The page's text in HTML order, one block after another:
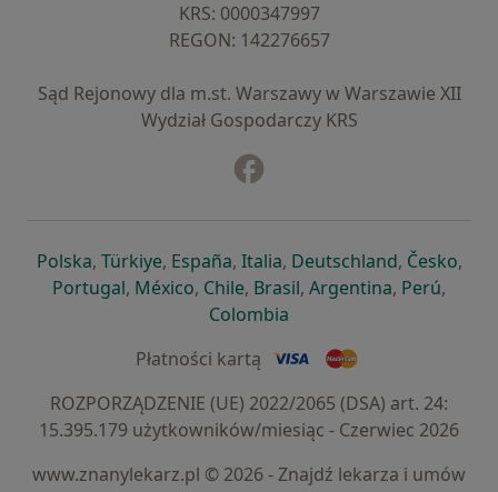
KRS: ⁠0000347997
REGON: ⁠142276657
Sąd Rejonowy dla m.st. Warszawy w Warszawie XII
Wydział Gospodarczy KRS
Polskaotwiera się w nowej karcie
, Türkiyeotwiera się w nowej karcie
, Españaotwiera się w nowej karcie
, Italiaotwiera się w nowej
, Deutschlandotwiera się
, Česko,
Portugalotwiera się w nowej karcie
, Méxicootwiera się w nowej karcie
, Chileotwiera się w nowej karcie
, Brasilotwiera się w nowej
, Argentinaotwiera się
, Perú,
Colombia
Płatności kartą
ROZPORZĄDZENIE (UE) 2022/2065 (DSA) art. 24:
15.395.179 użytkowników/miesiąc - Czerwiec 2026
www.znanylekarz.pl © 2026 - Znajdź lekarza i umów